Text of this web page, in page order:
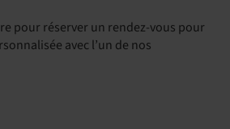
pour réserver un rendez-vous pour
avec l’un de nos